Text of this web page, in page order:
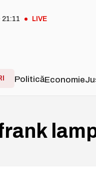
21:11 LIVE
PoliticăEconomie